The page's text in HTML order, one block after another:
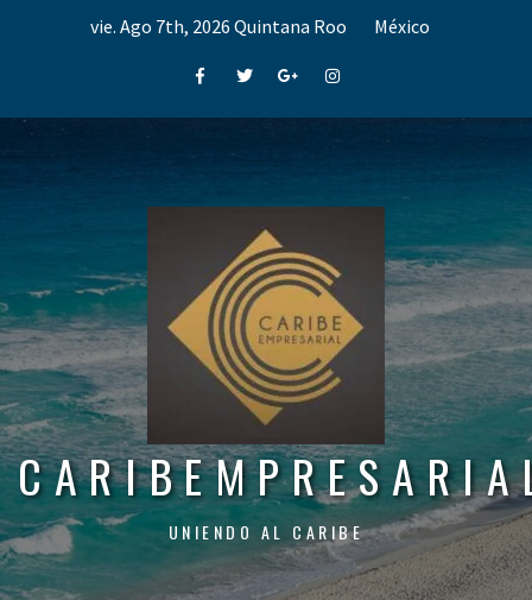
vie. Ago 7th, 2026 Quintana Roo México
FacebookTwitterGoogle+Instagram
UNIENDO AL CARIBE